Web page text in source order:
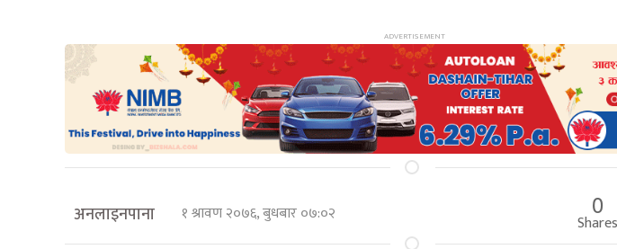
अनलाइनपाना १ श्रावण २०७६, बुधबार ०७:०२ 0
Shares